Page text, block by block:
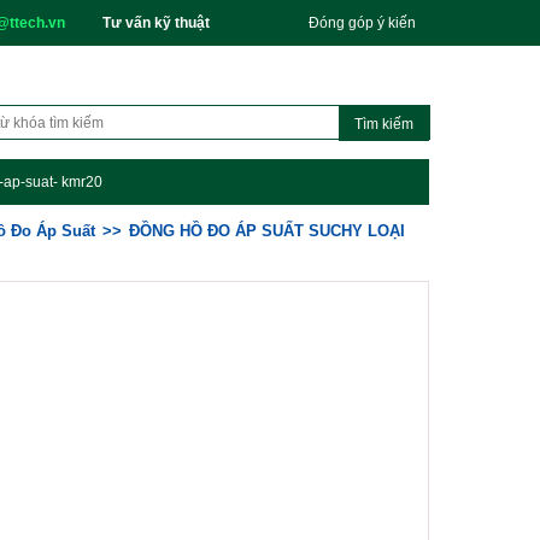
Tư vấn kỹ thuật Đóng góp ý kiến
suat- kmr20
Đo Áp Suất
ĐỒNG HỒ ĐO ÁP SUẤT SUCHY LOẠI